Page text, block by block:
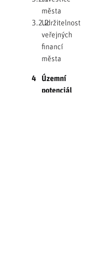
města
3.2.2Udržitelnost
veřejných
financí
města
4
Územní
potenciál